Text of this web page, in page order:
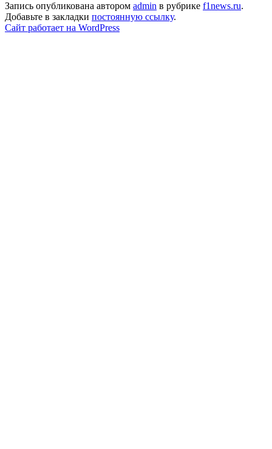
Запись опубликована автором admin в рубрике f1news.ru.
Добавьте в закладки постоянную ссылку.
Сайт работает на WordPress